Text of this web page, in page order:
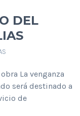
DEL
La venganza
será destinado a
de